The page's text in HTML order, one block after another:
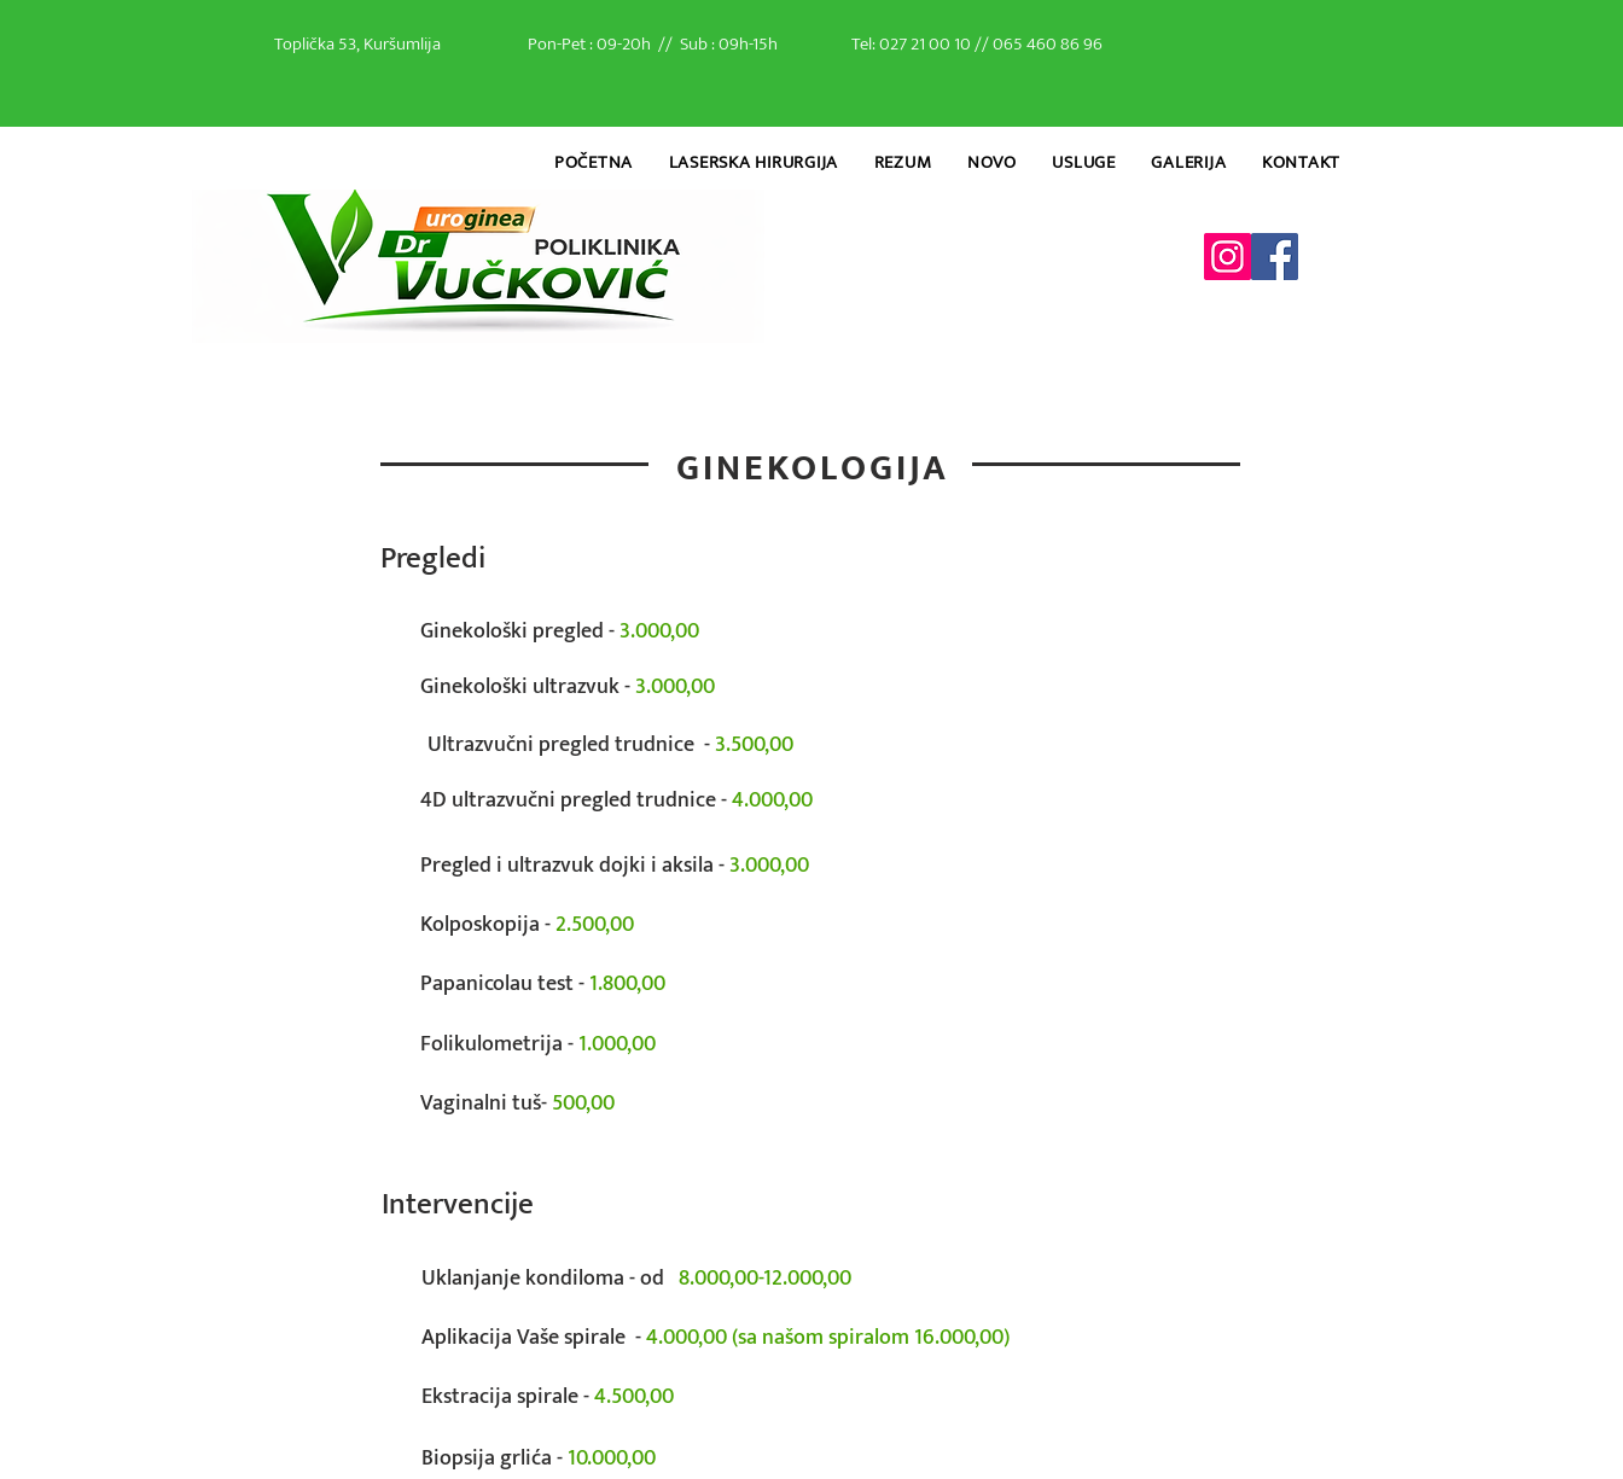
Toplička 53, Kuršumlija Pon-Pet : 09-20h // Sub : 09h-15h Tel: 027 21 00 10 // 065 460 86 96
POČETNA LASERSKA HIRURGIJA REZUM NOVO USLUGE GALERIJA KONTAKT
GINEKOLOGIJA
Pregledi
Ginekološki pregled -3.000,00
Ginekološki ultrazvuk -3.000,00
Ultrazvučni pregled trudnice -3.500,00
4D ultrazvučni pregled trudnice -4.000,00
Pregled i ultrazvuk dojki i aksila -3.000,00
Kolposkopija -2.500,00
Papanicolau test -1.800,00
Folikulometrija -1.000,00
Vaginalni tuš-500,00
Intervencije
Uklanjanje kondiloma - od 8.000,00-12.000,00
Aplikacija Vaše spirale -4.000,00 (sa našom spiralom 16.000,00)
Ekstracija spirale -4.500,00
Biopsija grlića -10.000,00